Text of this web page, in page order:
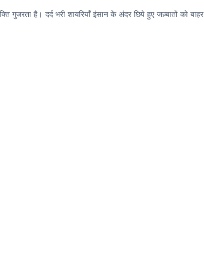
गुजरता है। दर्द भरी शायरियाँ इंसान के अंदर छिपे हुए जज़्बातों को बाहर